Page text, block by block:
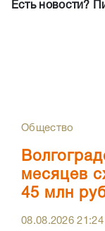
Есть новости?
Общество
месяцев
45 млн
08.08.202621:24